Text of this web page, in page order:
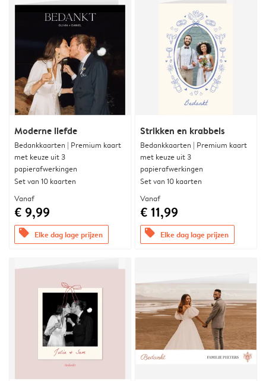
Moderne liefde
Bedankkaarten | Premium kaart
met keuze uit 3
papierafwerkingen
Set van 10 kaarten
Vanaf
€ 9,99
offers Elke dag lage prijzen
Strikken en krabbels
Bedankkaarten | Premium kaart
met keuze uit 3
papierafwerkingen
Set van 10 kaarten
Vanaf
€ 11,99
offers Elke dag lage prijzen